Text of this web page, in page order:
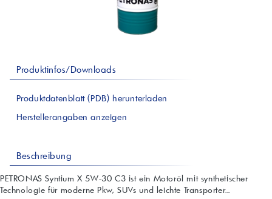
Produktinfos/Downloads
Produktdatenblatt (PDB) herunterladen
Herstellerangaben anzeigen
Beschreibung
PETRONAS Syntium X 5W-30 C3 ist ein Motoröl mit synthetischer
Technologie für moderne Pkw, SUVs und leichte Transporter...